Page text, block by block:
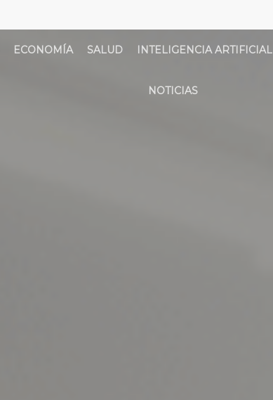
ECONOMÍA SALUD INTELIGENCIA ARTIFICIAL
NOTICIAS